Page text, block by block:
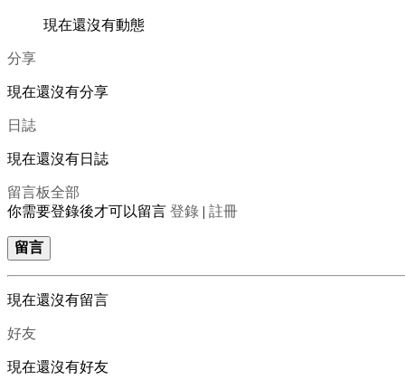
現在還沒有動態
分享
現在還沒有分享
日誌
現在還沒有日誌
留言板全部
你需要登錄後才可以留言 登錄 | 註冊
留言
現在還沒有留言
好友
現在還沒有好友